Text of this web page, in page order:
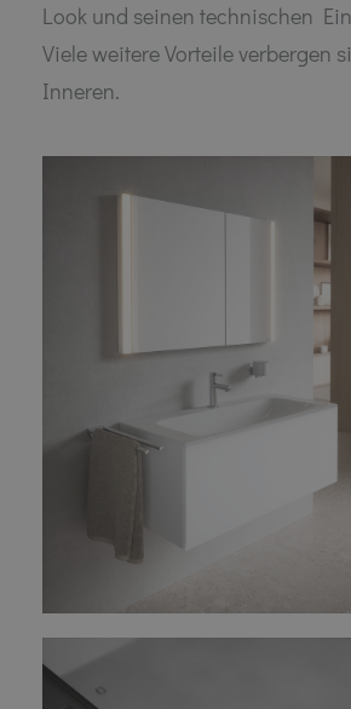
Look und seinen technischen
Viele weitere Vorteile verbergen
Inneren.